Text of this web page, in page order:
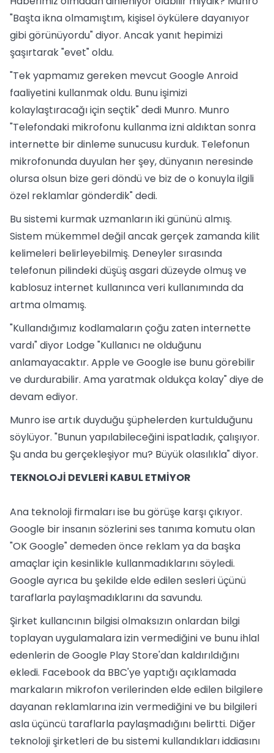
"Başta ikna olmamıştım, kişisel öykülere dayanıyor
gibi görünüyordu" diyor. Ancak yanıt hepimizi
şaşırtarak "evet" oldu.
"Tek yapmamız gereken mevcut Google Anroid
faaliyetini kullanmak oldu. Bunu işimizi
kolaylaştıracağı için seçtik" dedi Munro. Munro
"Telefondaki mikrofonu kullanma izni aldıktan sonra
internette bir dinleme sunucusu kurduk. Telefonun
mikrofonunda duyulan her şey, dünyanın neresinde
olursa olsun bize geri döndü ve biz de o konuyla ilgili
özel reklamlar gönderdik" dedi.
Bu sistemi kurmak uzmanların iki gününü almış.
Sistem mükemmel değil ancak gerçek zamanda kilit
kelimeleri belirleyebilmiş. Deneyler sırasında
telefonun pilindeki düşüş asgari düzeyde olmuş ve
kablosuz internet kullanınca veri kullanımında da
artma olmamış.
"Kullandığımız kodlamaların çoğu zaten internette
vardı" diyor Lodge "Kullanıcı ne olduğunu
anlamayacaktır. Apple ve Google ise bunu görebilir
ve durdurabilir. Ama yaratmak oldukça kolay" diye de
devam ediyor.
Munro ise artık duyduğu şüphelerden kurtulduğunu
söylüyor. "Bunun yapılabileceğini ispatladık, çalışıyor.
Şu anda bu gerçekleşiyor mu? Büyük olasılıkla" diyor.
TEKNOLOJİ DEVLERİ KABUL ETMİYOR
Ana teknoloji firmaları ise bu görüşe karşı çıkıyor.
Google bir insanın sözlerini ses tanıma komutu olan
"OK Google" demeden önce reklam ya da başka
amaçlar için kesinlikle kullanmadıklarını söyledi.
Google ayrıca bu şekilde elde edilen sesleri üçünü
taraflarla paylaşmadıklarını da savundu.
Şirket kullancının bilgisi olmaksızın onlardan bilgi
toplayan uygulamalara izin vermediğini ve bunu ihlal
edenlerin de Google Play Store'dan kaldırıldığını
ekledi. Facebook da BBC'ye yaptığı açıklamada
markaların mikrofon verilerinden elde edilen bilgilere
dayanan reklamlarına izin vermediğini ve bu bilgileri
asla üçüncü taraflarla paylaşmadığını belirtti. Diğer
teknoloji şirketleri de bu sistemi kullandıkları iddiasını